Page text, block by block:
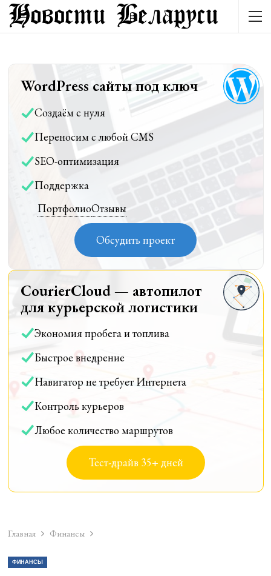
WordPress сайты под ключ
Создаём с нуля
Переносим с любой CMS
SEO-оптимизация
Поддержка
ПортфолиоОтзывы
Обсудить проект
CourierCloud — автопилот
для курьерской логистики
Экономия пробега и топлива
Быстрое внедрение
Навигатор не требует Интернета
Контроль курьеров
Любое количество маршрутов
Тест-драйв 35+ дней
Главная Финансы
ФИНАНСЫ